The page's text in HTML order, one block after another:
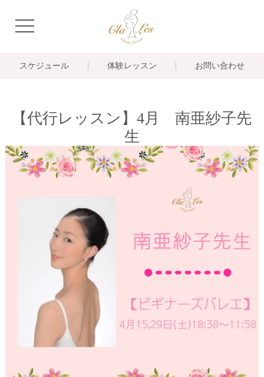
navigation
スケジュール 体験レッスン お問い合わせ
【代行レッスン】4月 南亜紗子先
生